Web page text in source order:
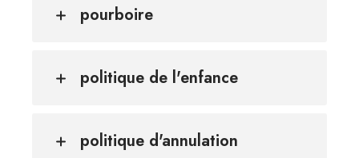
pourboire
politique de l'enfance
politique d'annulation